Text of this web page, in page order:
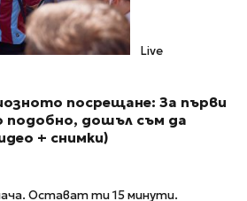
Live
посрещане: За първи
дошъл съм да
+ снимки)
Остават ти 15 минути.